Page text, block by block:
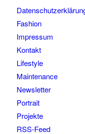
Fashion
Impressum
Kontakt
Lifestyle
Maintenance
Newsletter
Portrait
Projekte
RSS-Feed